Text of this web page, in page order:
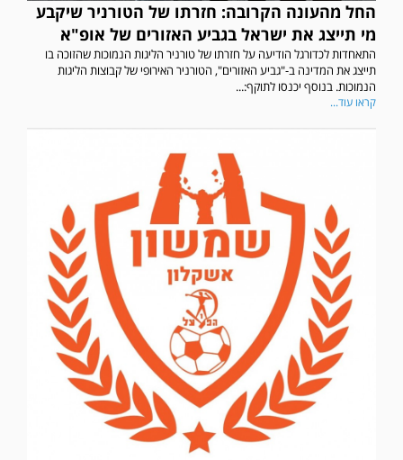
החל מהעונה הקרובה: חזרתו של הטורניר שיקבע
מי תייצג את ישראל בגביע האזורים של אופ"א
התאחדות לכדורגל הודיעה על חזרתו של טורניר הליגות הנמוכות שהזוכה בו
תייצג את המדינה ב-"גביע האזורים", הטורניר האירופי של קבוצות הליגות
הנמוכות. בנוסף יכנסו לתוקף:...
קראו עוד...